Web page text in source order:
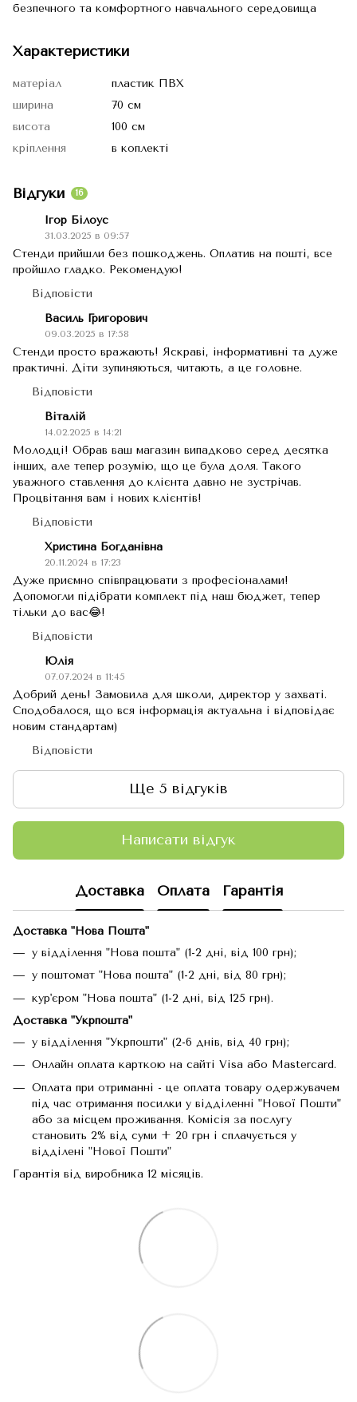
безпечного та комфортного навчального середовища
Характеристики
матеріал
пластик ПВХ
ширина
70 см
висота
100 см
кріплення
в коплекті
Відгуки 16
Ігор Білоус
31.03.2025 в 09:57
Стенди прийшли без пошкоджень. Оплатив на пошті, все
пройшло гладко. Рекомендую!
Відповісти
Василь Григорович
09.03.2025 в 17:58
Стенди просто вражають! Яскраві, інформативні та дуже
практичні. Діти зупиняються, читають, а це головне.
Відповісти
Віталій
14.02.2025 в 14:21
Молодці! Обрав ваш магазин випадково серед десятка
інших, але тепер розумію, що це була доля. Такого
уважного ставлення до клієнта давно не зустрічав.
Процвітання вам і нових клієнтів!
Відповісти
Христина Богданівна
20.11.2024 в 17:23
Дуже приємно співпрацювати з професіоналами!
Допомогли підібрати комплект під наш бюджет, тепер
тільки до вас😂!
Відповісти
Юлія
07.07.2024 в 11:45
Добрий день! Замовила для школи, директор у захваті.
Сподобалося, що вся інформація актуальна і відповідає
новим стандартам)
Відповісти
Ще 5 відгуків
Написати відгук
Доставка Оплата Гарантія
Доставка "Нова Пошта"
у відділення "Нова пошта" (1-2 дні, від 100 грн);
у поштомат "Нова пошта" (1-2 дні, від 80 грн);
кур'єром "Нова пошта" (1-2 дні, від 125 грн).
Доставка "Укрпошта"
у відділення "Укрпошти" (2-6 днів, від 40 грн);
Онлайн оплата карткою на сайті Visa або Mastercard.
Оплата при отриманні - це оплата товару одержувачем
під час отримання посилки у відділенні "Нової Пошти"
або за місцем проживання. Комісія за послугу
становить 2% від суми + 20 грн і сплачується у
відділені "Нової Пошти"
Гарантія від виробника 12 місяців.